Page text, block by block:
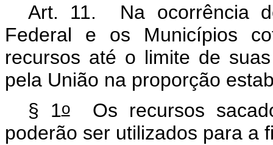
Art. 11. Na ocorrência
Federal e os Municípios
recursos até o limite de
pela União na proporção
§ 1oOs recursos
poderão ser utilizados para a